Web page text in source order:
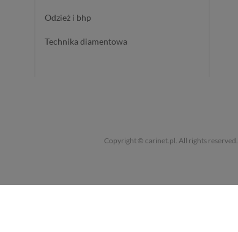
odzież i bhp
technika diamentowa
Copyright © carinet.pl. All rights reserved.